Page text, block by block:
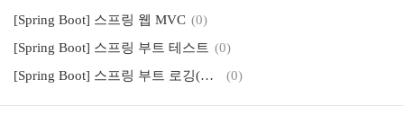
[Spring Boot] 스프링 웹 MVC (0)
[Spring Boot] 스프링 부트 테스트 (0)
[Spring Boot] 스프링 부트 로깅(기본 로깅, 커스텀 로깅)
(0)